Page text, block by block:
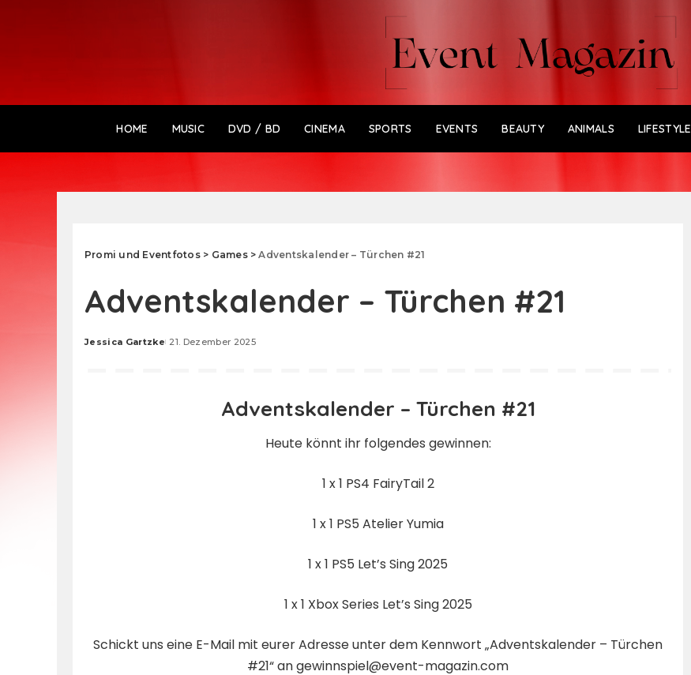
HOME MUSIC DVD / BD CINEMA SPORTS EVENTS BEAUTY ANIMALS LIFESTYLE
Promi und Eventfotos> Games>Adventskalender – Türchen #21
Adventskalender – Türchen #21
Posted
Jessica Gartzke 21. Dezember 2025
Adventskalender – Türchen #21
Heute könnt ihr folgendes gewinnen:
1 x 1 PS4 FairyTail 2
1 x 1 PS5 Atelier Yumia
1 x 1 PS5 Let’s Sing 2025
1 x 1 Xbox Series Let’s Sing 2025
Schickt uns eine E-Mail mit eurer Adresse unter dem Kennwort „Adventskalender – Türchen
#21“ angewinnspiel@event-magazin.com